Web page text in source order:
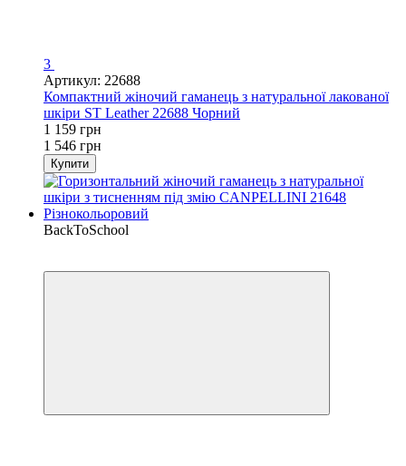
3
Артикул: 22688
Компактний жіночий гаманець з натуральної лакованої
шкіри ST Leather 22688 Чорний
1 159 грн
1 546 грн
Купити
BackToSchool